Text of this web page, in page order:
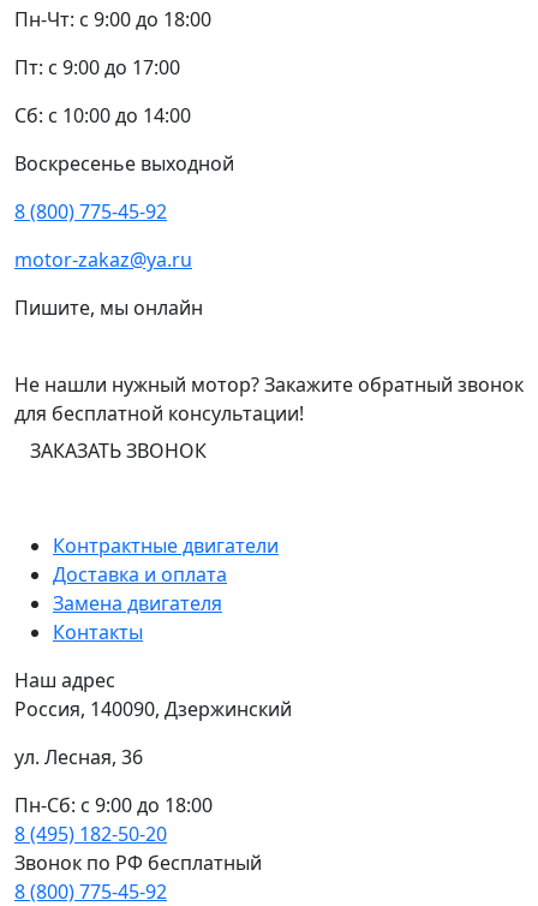
Пн-Чт: с 9:00 до 18:00
Пт: с 9:00 до 17:00
Сб: с 10:00 до 14:00
Воскресенье выходной
8 (800) 775-45-92
motor-zakaz@ya.ru
Пишите, мы онлайн
Не нашли нужный мотор? Закажите обратный звонок
для бесплатной консультации!
ЗАКАЗАТЬ ЗВОНОК
Контрактные двигатели
Доставка и оплата
Замена двигателя
Контакты
Наш адрес
Россия, 140090, Дзержинский
ул. Лесная, 36
Пн-Сб: с 9:00 до 18:00
8 (495) 182-50-20
Звонок по РФ бесплатный
8 (800) 775-45-92